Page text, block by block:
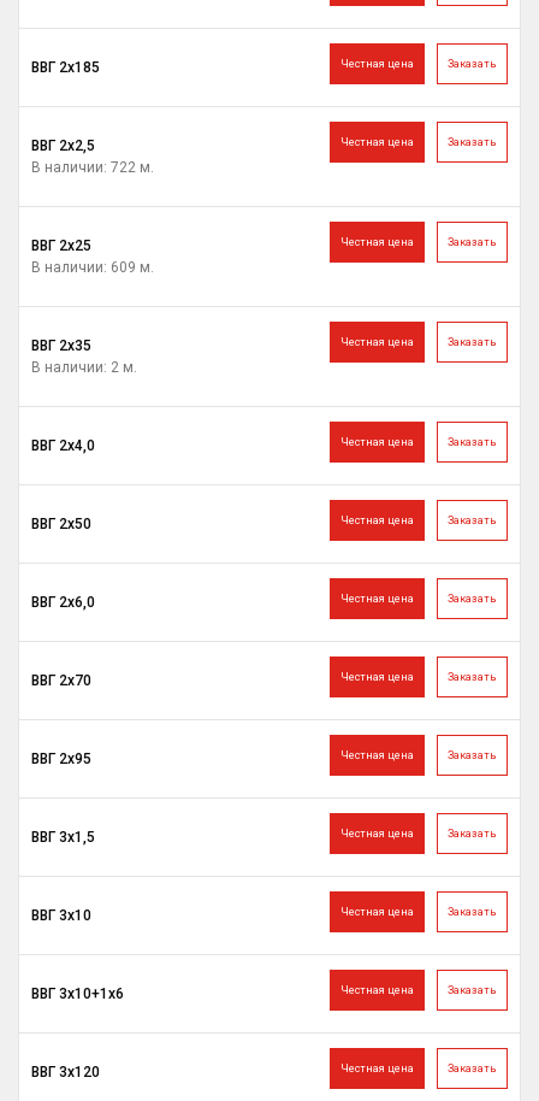
Заказать
Честная цена
ВВГ 2х185
Заказать
Честная цена
ВВГ 2х2,5
В наличии: 722 м.
Заказать
Честная цена
ВВГ 2х25
В наличии: 609 м.
Заказать
Честная цена
ВВГ 2х35
В наличии: 2 м.
Заказать
Честная цена
ВВГ 2х4,0
Заказать
Честная цена
ВВГ 2х50
Заказать
Честная цена
ВВГ 2х6,0
Заказать
Честная цена
ВВГ 2х70
Заказать
Честная цена
ВВГ 2х95
Заказать
Честная цена
ВВГ 3х1,5
Заказать
Честная цена
ВВГ 3х10
Заказать
Честная цена
ВВГ 3х10+1х6
Заказать
Честная цена
ВВГ 3х120